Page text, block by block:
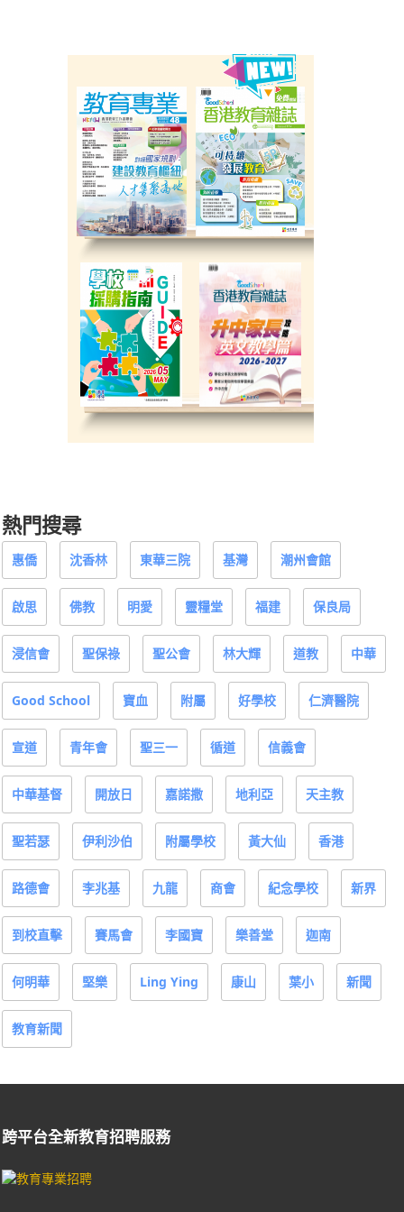
熱門搜尋
惠僑 沈香林 東華三院 基灣 潮州會館
啟思 佛教 明愛 靈糧堂 福建 保良局
浸信會 聖保祿 聖公會 林大輝 道教 中華
Good School 寶血 附屬 好學校 仁濟醫院
宣道 青年會 聖三一 循道 信義會
中華基督 開放日 嘉諾撒 地利亞 天主教
聖若瑟 伊利沙伯 附屬學校 黃大仙 香港
路德會 李兆基 九龍 商會 紀念學校 新界
到校直擊 賽馬會 李國寶 樂善堂 迦南
何明華 堅樂 Ling Ying 康山 葉小 新聞
教育新聞
跨平台全新教育招聘服務